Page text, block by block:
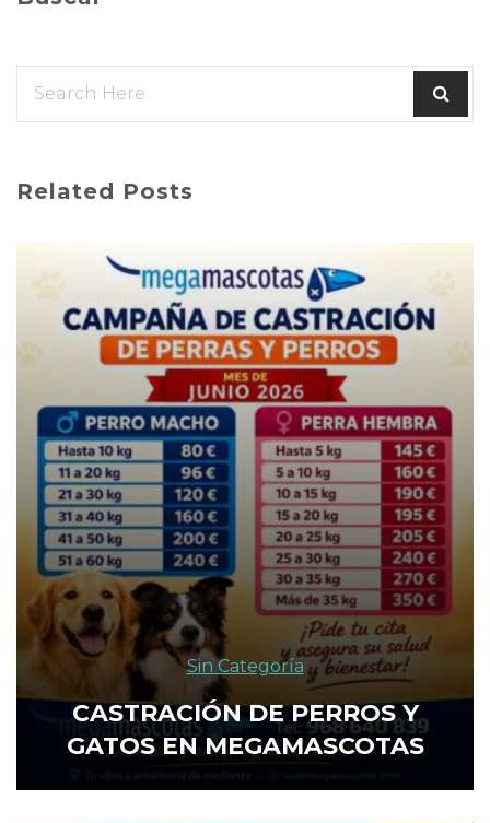
Related Posts
Sin Categoría
CASTRACIÓN DE PERROS Y
GATOS EN MEGAMASCOTAS